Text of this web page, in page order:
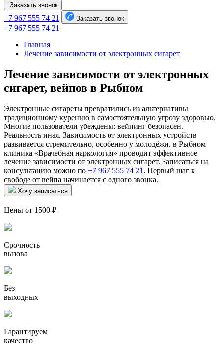
Заказать звонок
+7 967 555 74 21 Заказать звонок
+7 967 555 74 21
Главная
Лечение зависимости от электронных сигарет
Лечение зависимости от электронных
сигарет, вейпов в Рыбном
Электронные сигареты превратились из альтернативы
традиционному курению в самостоятельную угрозу здоровью.
Многие пользователи убеждены: вейпинг безопасен.
Реальность иная. Зависимость от электронных устройств
развивается стремительно, особенно у молодёжи. в Рыбном
клиника «Врачебная наркология» проводит эффективное
лечение зависимости от электронных сигарет. Записаться на
консультацию можно по +7 967 555 74 21 . Первый шаг к
свободе от вейпа начинается с одного звонка.
Хочу записаться
Цены от 1500 ₽
Срочность
вызова
Без
выходных
Гарантируем
качество